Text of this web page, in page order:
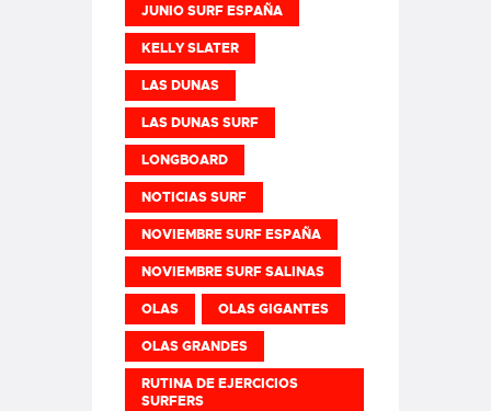
JUNIO SURF ESPAÑA
KELLY SLATER
LAS DUNAS
LAS DUNAS SURF
LONGBOARD
NOTICIAS SURF
NOVIEMBRE SURF ESPAÑA
NOVIEMBRE SURF SALINAS
OLAS OLAS GIGANTES
OLAS GRANDES
RUTINA DE EJERCICIOS
SURFERS